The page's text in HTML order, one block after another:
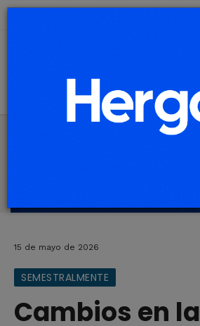
15 de mayo de 2026
SEMESTRALMENTE
Cambios en la